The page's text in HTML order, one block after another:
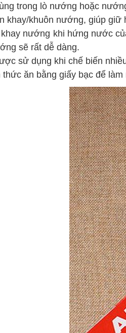
trong lò nướng hoặc
khay/khuôn nướng, giúp
nướng khi hứng nước
sẽ rất dễ dàng.
sử dụng khi chế biến
ăn bằng giấy bạc để